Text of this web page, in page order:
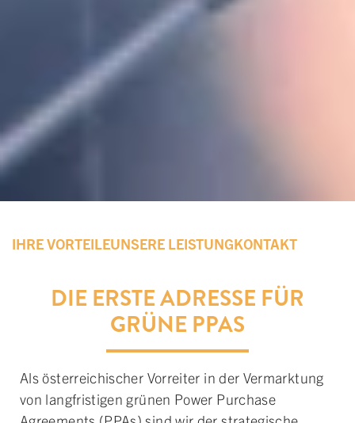
IHRE VORTEILEUNSERE LEISTUNGKONTAKT
DIE ERSTE ADRESSE FÜR
GRÜNE PPAS
Als österreichischer Vorreiter in der Vermarktung
von langfristigen grünen Power Purchase